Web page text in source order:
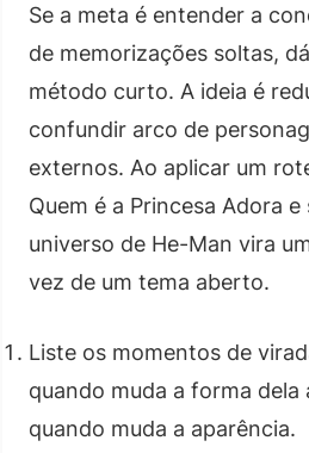
Se a meta é entender a
de memorizações soltas,
método curto. A ideia é
confundir arco de
externos. Ao aplicar um
Quem é a Princesa Adora
universo de He-Man vira
vez de um tema aberto.
Liste os momentos de
quando muda a forma dela
quando muda a aparência.